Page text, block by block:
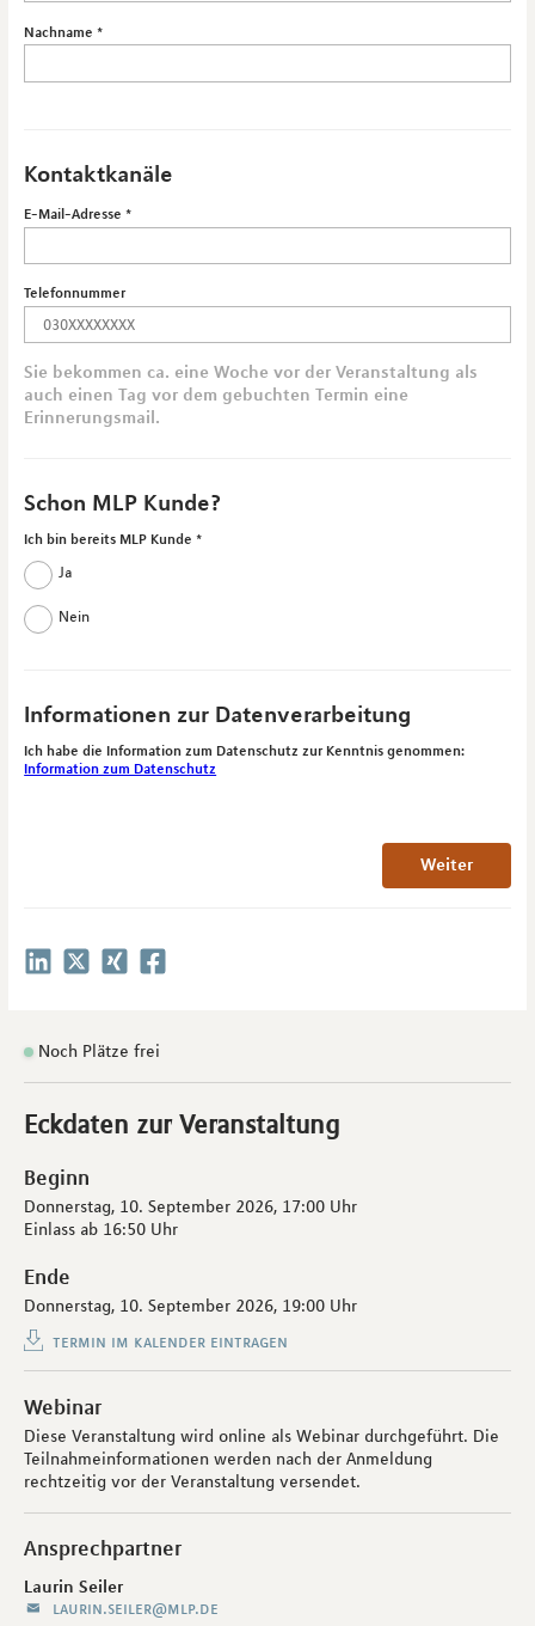
Nachname
Kontaktkanäle
E-Mail-Adresse
Telefonnummer
Sie bekommen ca. eine Woche vor der Veranstaltung als
auch einen Tag vor dem gebuchten Termin eine
Erinnerungsmail.
Schon MLP Kunde?
Ich bin bereits MLP Kunde
Ja
Nein
Informationen zur Datenverarbeitung
Ich habe die Information zum Datenschutz zur Kenntnis genommen:
Information zum Datenschutz
Weiter
Noch Plätze frei
Eckdaten zur Veranstaltung
Beginn
Donnerstag, 10. September 2026, 17:00 Uhr
Einlass ab 16:50 Uhr
Ende
Donnerstag, 10. September 2026, 19:00 Uhr
termin im kalender eintragen
Webinar
Diese Veranstaltung wird online als Webinar durchgeführt. Die
Teilnahmeinformationen werden nach der Anmeldung
rechtzeitig vor der Veranstaltung versendet.
Ansprechpartner
Laurin Seiler
laurin.seiler@mlp.de